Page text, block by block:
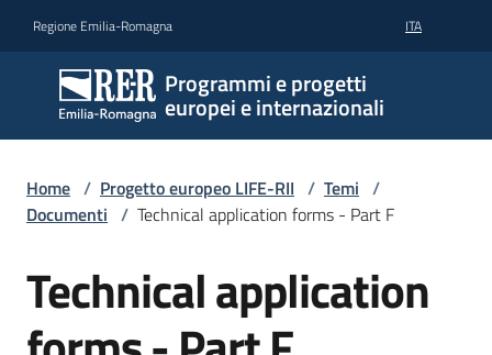
Regione Emilia-Romagna ITA
Programmi e progetti
europei e internazionali
Home / Progetto europeo LIFE-RII / Temi /
Documenti / Technical application forms - Part F
Technical application